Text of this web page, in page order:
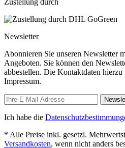
Newsletter
Abonnieren Sie unseren Newsletter
Angeboten. Sie können den
abbestellen. Die Kontaktdaten
Impressum.
Ich habe die
* Alle Preise inkl. gesetzl.
Versandkosten, wenn nicht anders